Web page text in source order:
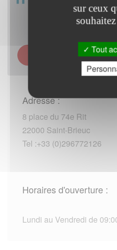
TRÉSORERIE
LAMBALLE -
Adresse :
8 place du 74e Rit
22000 Saint-Brieuc
Tel :+33 (0)296772126
Horaires d'ouverture :
Lundi au Vendredi de
sur ceux
Tout